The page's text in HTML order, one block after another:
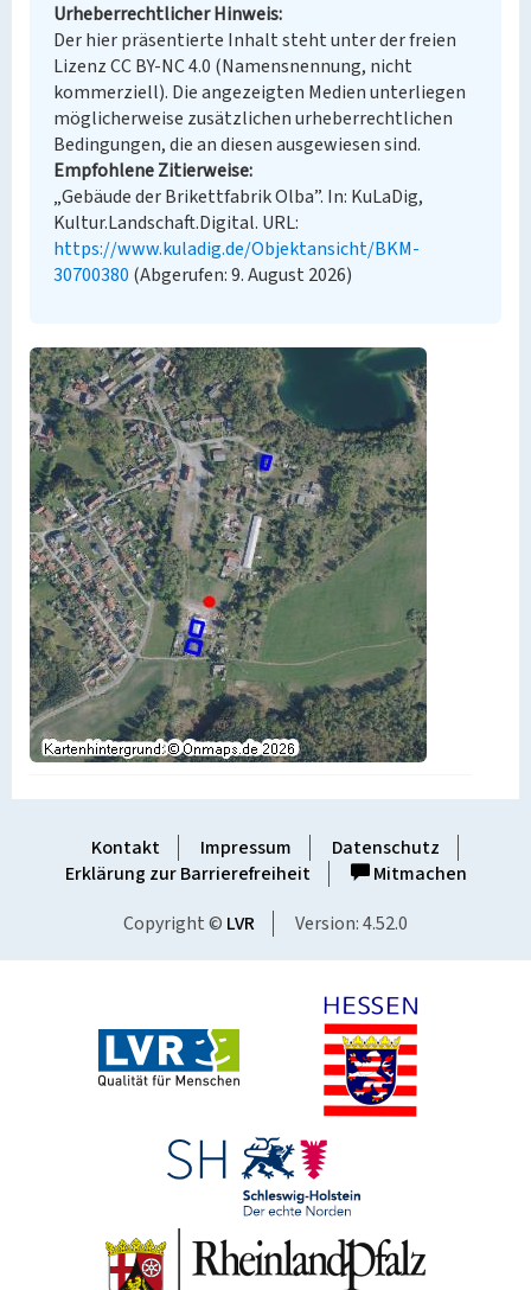
Urheberrechtlicher Hinweis
Der hier präsentierte Inhalt steht unter der freien
Lizenz CC BY-NC 4.0 (Namensnennung, nicht
kommerziell). Die angezeigten Medien unterliegen
möglicherweise zusätzlichen urheberrechtlichen
Bedingungen, die an diesen ausgewiesen sind.
Empfohlene Zitierweise
„Gebäude der Brikettfabrik Olba”. In: KuLaDig,
Kultur.Landschaft.Digital. URL:
https://www.kuladig.de/Objektansicht/BKM-
30700380 (Abgerufen: 9. August 2026)
Kontakt Impressum
Datenschutz
Erklärung zur Barrierefreiheit
Mitmachen
Copyright © LVR Version: 4.52.0